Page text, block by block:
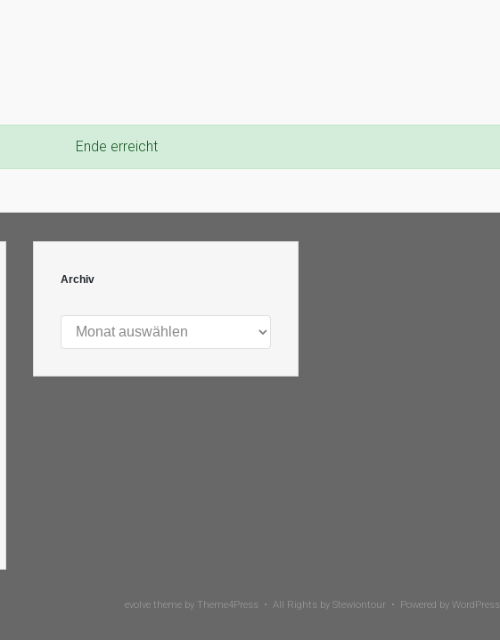
Ende erreicht
Archiv
evolvetheme by Theme4Press • All Rights by Stewiontour• Powered by WordPress